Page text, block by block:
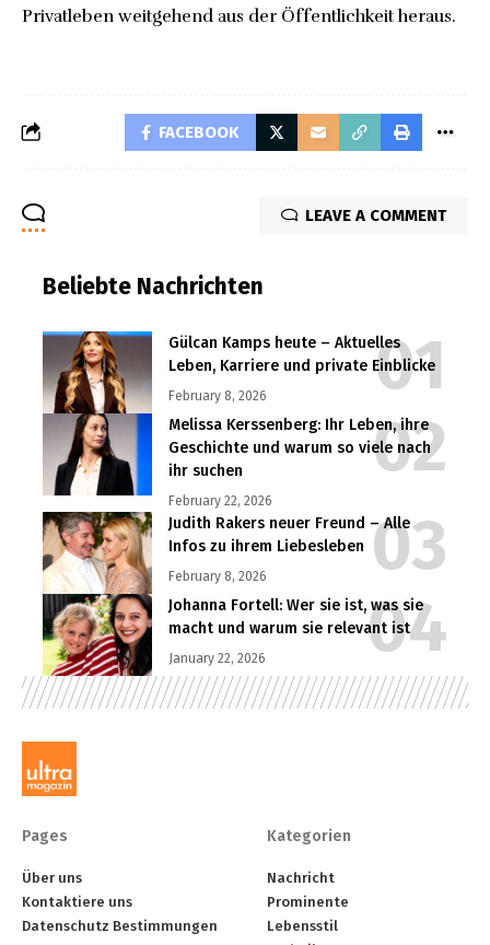
Privatleben weitgehend aus der Öffentlichkeit heraus.
FACEBOOK
LEAVE A COMMENT
Beliebte Nachrichten
Gülcan Kamps heute – Aktuelles
Leben, Karriere und private Einblicke
February 8, 2026
Melissa Kerssenberg: Ihr Leben, ihre
Geschichte und warum so viele nach
ihr suchen
February 22, 2026
Judith Rakers neuer Freund – Alle
Infos zu ihrem Liebesleben
February 8, 2026
Johanna Fortell: Wer sie ist, was sie
macht und warum sie relevant ist
January 22, 2026
Pages
Über uns
Kontaktiere uns
Datenschutz Bestimmungen
Kategorien
Nachricht
Prominente
Lebensstil